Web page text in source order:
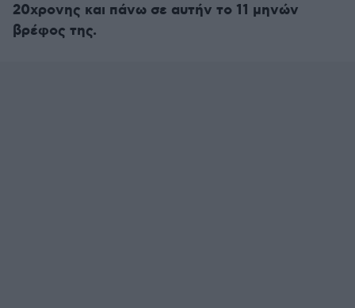
20χρονης και πάνω σε αυτήν το 11 μηνών
βρέφος της.